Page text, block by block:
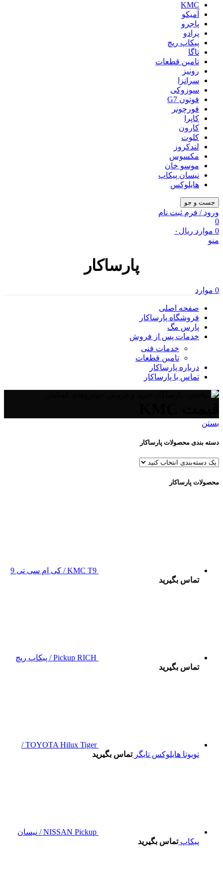
KMC
آمیکو
پاجرو
پرادو
پیکاپ ریچ
تاگا
تامین قطعات
رونیز
سرانزا
سوزوکی
فوتون G7
فورچونر
کاپرا
کارون
کلوت
لندکروز
مکسوس
موسو خان
نیسان پیکاپ
هایلوکس
جست و جو
ورود / فرم ثبت نام
0
0 موارد ریال ۰
منو
پارساکار
0 موارد
صفحه اصلی
فروشگاه پارساکار
پارس مگ
خدمات پس از فروش
خدمات فنی
تامین قطعات
درباره پارساکار
تماس با پارساکار
بستن
دسته بندی محصولات پارساکار
محصولات پارساکار
KMC T9 / کی ام سی تی 9
تماس بگیرید
Pickup RICH / پیکاپ ریچ
تماس بگیرید
TOYOTA Hilux Tiger /
تویوتا هایلوکس تایگرتماس بگیرید
NISSAN Pickup / نیسان
پیکاپتماس بگیرید